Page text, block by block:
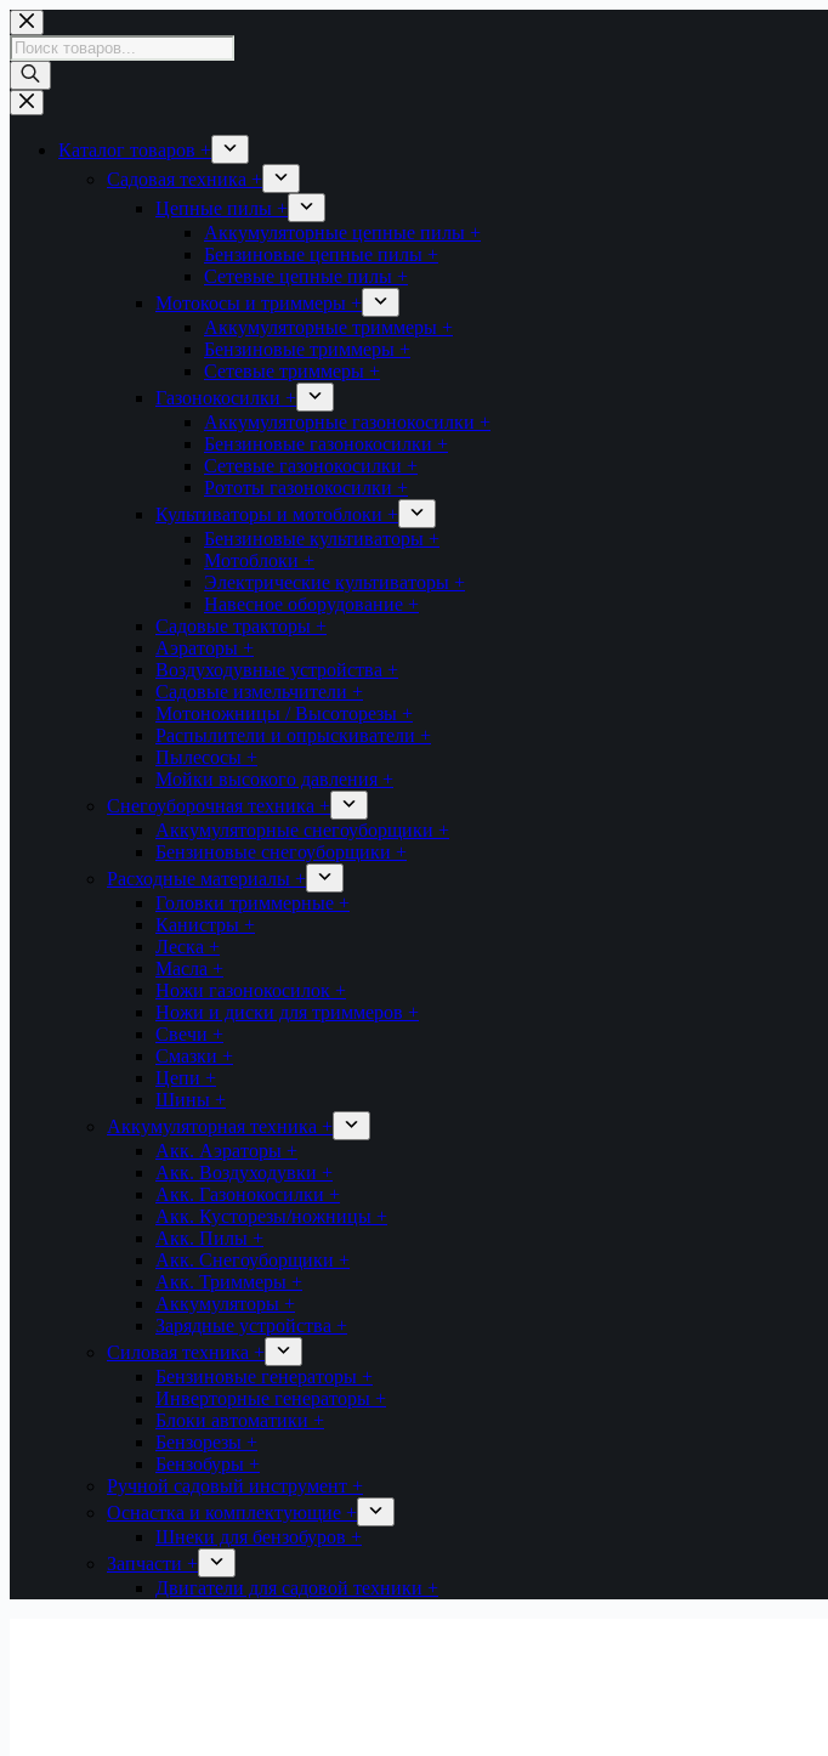
Перейти
к
сути
Поиск
товаров
Каталог товаров +
Садовая техника +
Цепные пилы +
Аккумуляторные цепные пилы +
Бензиновые цепные пилы +
Сетевые цепные пилы +
Мотокосы и триммеры +
Аккумуляторные триммеры +
Бензиновые триммеры +
Сетевые триммеры +
Газонокосилки +
Аккумуляторные газонокосилки +
Бензиновые газонокосилки +
Сетевые газонокосилки +
Рототы газонокосилки +
Культиваторы и мотоблоки +
Бензиновые культиваторы +
Мотоблоки +
Электрические культиваторы +
Навесное оборудование +
Садовые тракторы +
Аэраторы +
Воздуходувные устройства +
Садовые измельчители +
Мотоножницы / Высоторезы +
Распылители и опрыскиватели +
Пылесосы +
Мойки высокого давления +
Снегоуборочная техника +
Аккумуляторные снегоуборщики +
Бензиновые снегоуборщики +
Расходные материалы +
Головки триммерные +
Канистры +
Леска +
Масла +
Ножи газонокосилок +
Ножи и диски для триммеров +
Свечи +
Смазки +
Цепи +
Шины +
Аккумуляторная техника +
Акк. Аэраторы +
Акк. Воздуходувки +
Акк. Газонокосилки +
Акк. Кусторезы/ножницы +
Акк. Пилы +
Акк. Снегоуборщики +
Акк. Триммеры +
Аккумуляторы +
Зарядные устройства +
Силовая техника +
Бензиновые генераторы +
Инверторные генераторы +
Блоки автоматики +
Бензорезы +
Бензобуры +
Ручной садовый инструмент +
Оснастка и комплектующие +
Шнеки для бензобуров +
Запчасти +
Двигатели для садовой техники +